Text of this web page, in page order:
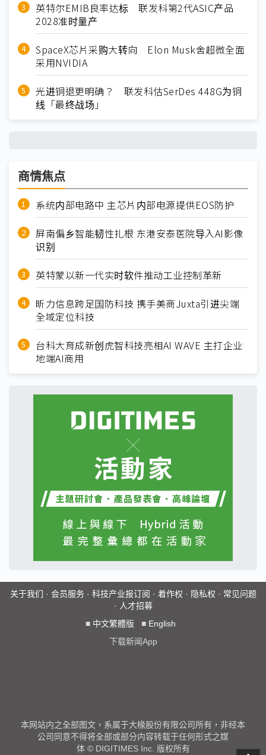
英特尔EMIB良率达标 联发科第2代ASIC产品
2028准时量产
SpaceX芯片采购大转向 Elon Musk舍超微全面
采用NVIDIA
光进铜退更明确？ 联发科估SerDes 448G为铜
线「最终战场」
商情焦点
系统内部电路中 主芯片内部电源提供EOS防护
屏南偏乡智能韧性扎根 东港安泰医院导入AI影像
识别
英特蒙以新一代实时软件推动工业控制革新
昕力信息跨足国防科技 携手美商Juxta引进尖端
全域定位科技
台科大育成新创虎智科技亮相AI WAVE 主打企业
地端AI商用
关于我们 · 会员服务· 科技产业报订阅 · 着作权 · 隐私权 · 常见问题
· 人才招募
■ 中文繁體版 ■ English
下载新闻App
本网站内之全部图文，系属于大椽股份有限公司所有，非经本
公司同意不得将全部或部分内容转载于任何形式之媒
体 © DIGITIMES Inc. 版权所有